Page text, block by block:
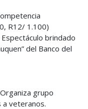
R12/ 1.100)
brindado
del Banco del
grupo
a veteranos.